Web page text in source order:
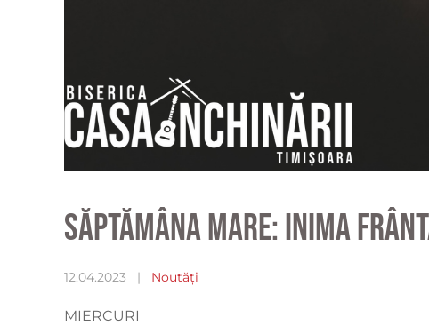
Săptămâna Mare: Inima
12.04.2023 | Noutăți
MIERCURI